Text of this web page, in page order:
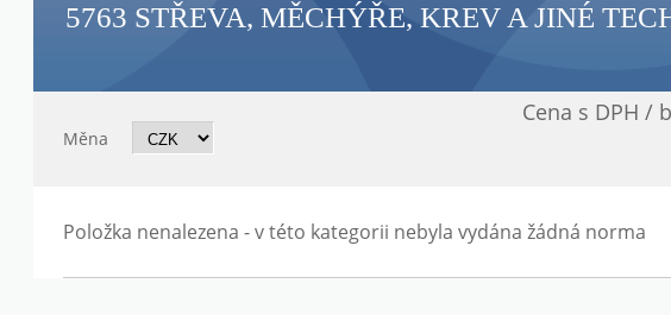
5763 STŘEVA, MĚCHÝŘE, KREV A JINÉ
Měna
Cena s DPH /
Položka nenalezena - v této kategorii nebyla vydána žádná norma